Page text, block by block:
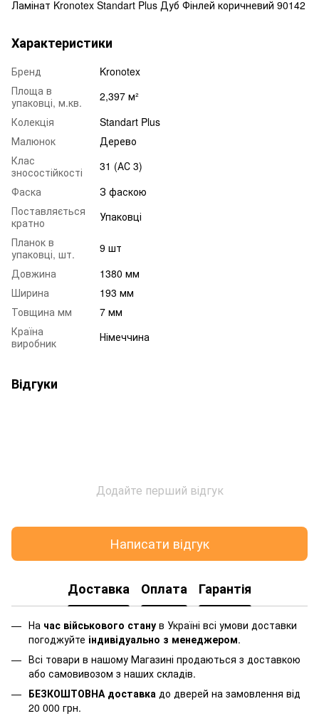
Ламінат Kronotex Standart Plus Дуб Фінлей коричневий 90142
Характеристики
Бренд
Kronotex
Площа в
упаковці, м.кв.
2,397 м²
Колекція
Standart Plus
Малюнок
Дерево
Клас
зносостійкості
31 (АС 3)
Фаска
З фаскою
Поставляється
кратно
Упаковці
Планок в
упаковці, шт.
9 шт
Довжина
1380 мм
Ширина
193 мм
Товщина мм
7 мм
Країна
виробник
Німеччина
Відгуки
Додайте перший відгук
Написати відгук
Доставка Оплата Гарантія
На час військового стану в Україні всі умови доставки
погоджуйте індивідуально з менеджером.
Всі товари в нашому Магазині продаються з доставкою
або самовивозом з наших складів.
БЕЗКОШТОВНА доставка до дверей на замовлення від
20 000 грн.